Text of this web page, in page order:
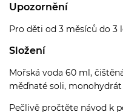
Upozornění
Pro děti od 3 měsíců do 3
Složení
Mořská voda 60 ml,
měďnaté soli,
Pečlivě pročtěte návod k